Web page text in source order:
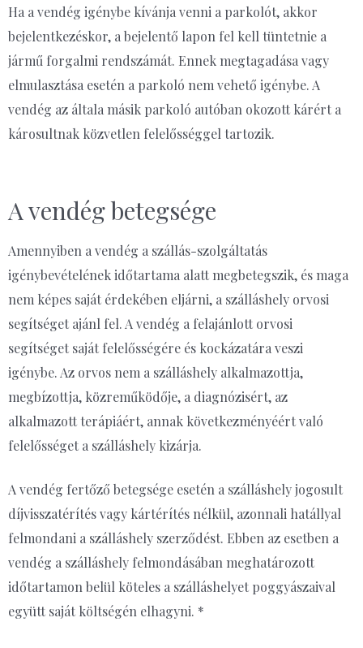
Ha a vendég igénybe kívánja venni a parkolót, akkor
bejelentkezéskor, a bejelentő lapon fel kell tüntetnie a
jármű forgalmi rendszámát. Ennek megtagadása vagy
elmulasztása esetén a parkoló nem vehető igénybe. A
vendég az általa másik parkoló autóban okozott kárért a
károsultnak közvetlen felelősséggel tartozik.
A vendég betegsége
Amennyiben a vendég a szállás-szolgáltatás
igénybevételének időtartama alatt megbetegszik, és maga
nem képes saját érdekében eljárni, a szálláshely orvosi
segítséget ajánl fel. A vendég a felajánlott orvosi
segítséget saját felelősségére és kockázatára veszi
igénybe. Az orvos nem a szálláshely alkalmazottja,
megbízottja, közreműködője, a diagnózisért, az
alkalmazott terápiáért, annak következményéért való
felelősséget a szálláshely kizárja.
A vendég fertőző betegsége esetén a szálláshely jogosult
díjvisszatérítés vagy kártérítés nélkül, azonnali hatállyal
felmondani a szálláshely szerződést. Ebben az esetben a
vendég a szálláshely felmondásában meghatározott
időtartamon belül köteles a szálláshelyet poggyászaival
együtt saját költségén elhagyni. *